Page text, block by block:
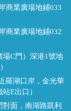
商業廣場地鋪033
商業廣場地鋪032
C門）深港1號地
羅湖口岸，金光華
E出口）
面，南湖路凱利